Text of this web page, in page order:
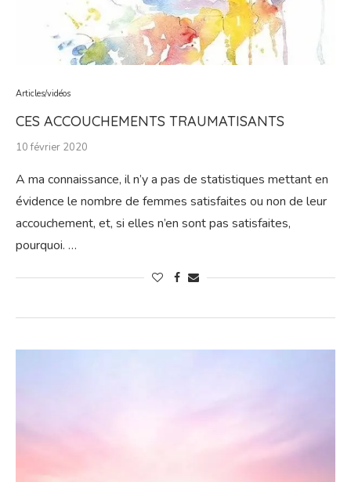
Articles/vidéos
CES ACCOUCHEMENTS TRAUMATISANTS
10 février 2020
A ma connaissance, il n’y a pas de statistiques mettant en
évidence le nombre de femmes satisfaites ou non de leur
accouchement, et, si elles n’en sont pas satisfaites,
pourquoi. …